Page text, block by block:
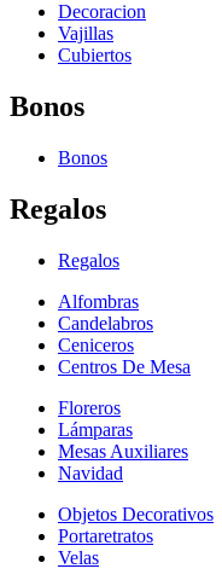
Decoracion
Vajillas
Cubiertos
Bonos
Bonos
Regalos
Regalos
Alfombras
Candelabros
Ceniceros
Centros De Mesa
Floreros
Lámparas
Mesas Auxiliares
Navidad
Objetos Decorativos
Portaretratos
Velas